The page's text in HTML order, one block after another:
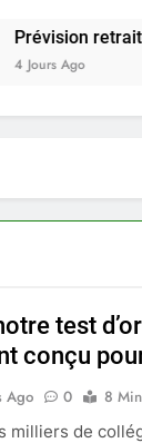
retraite
test
conçu
Ago 0
8
milliers de